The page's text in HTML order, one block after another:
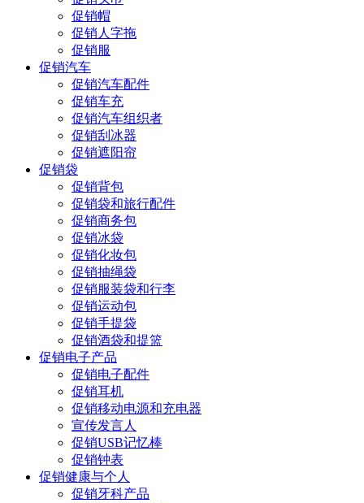
促销帽
促销人字拖
促销服
促销汽车
促销汽车配件
促销车充
促销汽车组织者
促销刮冰器
促销遮阳帘
促销袋
促销背包
促销袋和旅行配件
促销商务包
促销冰袋
促销化妆包
促销抽绳袋
促销服装袋和行李
促销运动包
促销手提袋
促销酒袋和提篮
促销电子产品
促销电子配件
促销耳机
促销移动电源和充电器
宣传发言人
促销USB记忆棒
促销钟表
促销健康与个人
促销牙科产品